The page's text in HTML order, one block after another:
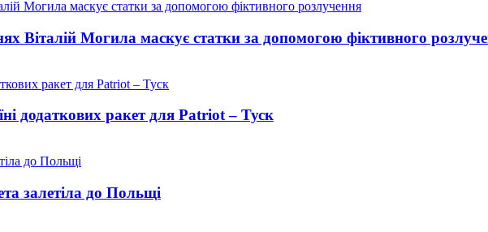
Віталій Могила маскує статки за допомогою фіктивного
додаткових ракет для Patriot – Туск
залетіла до Польщі